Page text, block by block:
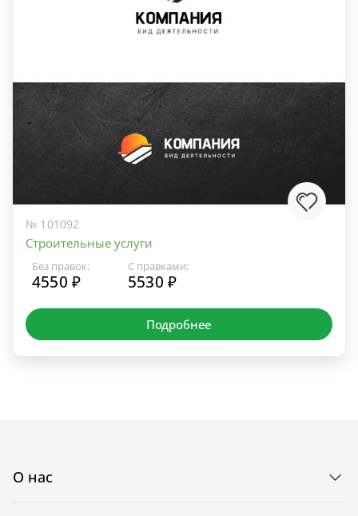
№ 101092
Строительные услуги
Без правок:
4550 ₽
С правками:
5530 ₽
Подробнее
О нас